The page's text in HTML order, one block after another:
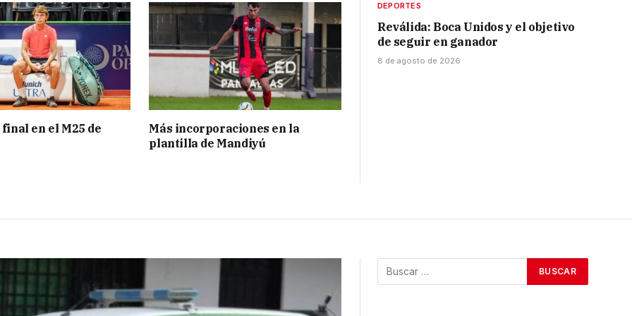
en el M25 de
Más incorporaciones en la
plantilla de Mandiyú
DEPORTES
Reválida: Boca Unidos y el objetivo
de seguir en ganador
8 de agosto de 2026